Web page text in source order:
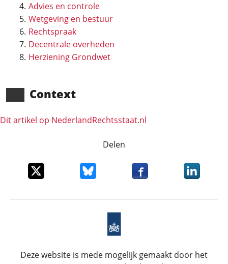
Advies en controle
Wetgeving en bestuur
Rechtspraak
Decentrale overheden
Herziening Grondwet
Context
Dit artikel op NederlandRechts­staat.nl
Delen
Deel dit item op XDeel dit item op Bluesky
Deel dit item opDeel dit
Deze website is mede mogelijk gemaakt door het